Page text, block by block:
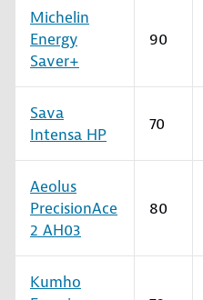
Michelin
Energy
Saver+
90
Sava
Intensa HP
70
Aeolus
PrecisionAce
2 AH03
80
Kumho